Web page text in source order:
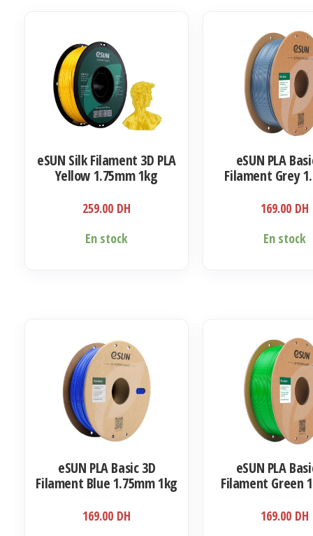
eSUN Silk Filament 3D PLA
Yellow 1.75mm 1kg
259.00 DH
En stock
eSUN PLA
Filament Grey
1kg
169.00 DH
En stock
eSUN PLA Basic 3D
Filament Blue 1.75mm 1kg
169.00 DH
eSUN PLA
Filament Green
169.00 DH